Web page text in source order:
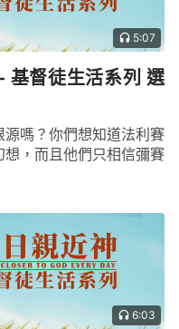
勝過了死亡，他的釘
作為贖罪祭成功救贖
擔當了人類的罪，完
見他門徒的時候，他
看得見，摸得着，我
想藉着多馬的事告誡
福，能因着真實的信
的。
多馬顯現的這一段話
的幫助，主耶穌的顯
5:07
基督徒生活系列 選
嗎？你們想知道法利賽
，而且他們只相信彌賽
6:03